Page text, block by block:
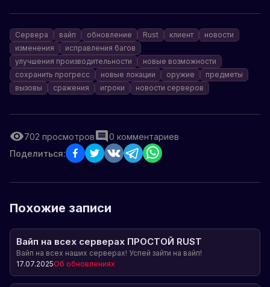
Сервера вайп обновление Rust клиент
новости
изменения
исправления багов
улучшения производительности
новые возможности
сохранить прогресс
новые локации оружие
предметы
вызовы
сражения игроки новости серверов
702 просмотров 0 комментариев
Поделиться:
Похожие записи
Вайп на всех серверах ПРОСТОЙ RUST
Вайп на всех наших серверах! Успей зайти на вайп!
17.07.2025Об обновлениях